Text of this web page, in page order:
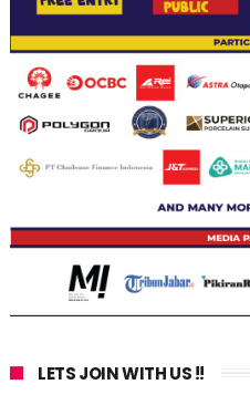
LETS JOIN WITH US !!